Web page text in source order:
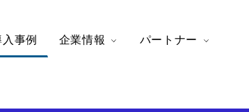
入事例 企業情報 パートナー